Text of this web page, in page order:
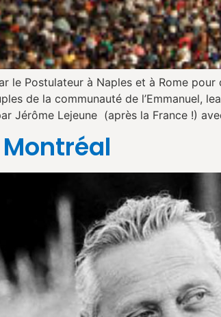
le Postulateur à Naples et à Rome
de la communauté de l’Emmanuel,
Jérôme Lejeune (après la France !)